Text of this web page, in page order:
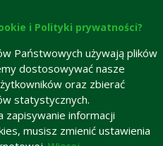
Deklaracja dostępności
i Polityki prywatności?
Państwowych używają plików
dostosowywać nasze
oraz zbierać
statystycznych.
zapisywanie informacji
musisz zmienić ustawienia